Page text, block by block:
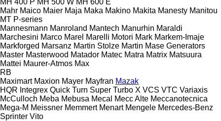
Mahr Maico Maier Maja Maka Makino Makita Manesty Manitou
MT P-series
Mannesmann Manroland Mantech Manurhin Maraldi
Marchesini Marco Marel Marelli Motori Mark Markem-Imaje
Markforged Marsanz Martin Stolze Martin Mase Generators
Master Masterwood Matador Matec Matra Matrix Matsuura
Mattei Maurer-Atmos Max
RB
Maximart Maxion Mayer Mayfran Mazak
HQR Integrex Quick Turn Super Turbo X VCS VTC Variaxis
McCulloch Meba Mebusa Mecal Mecc Alte Meccanotecnica
Mega-M Meissner Memmert Menart Mengele Mercedes-Benz
Sprinter Vito